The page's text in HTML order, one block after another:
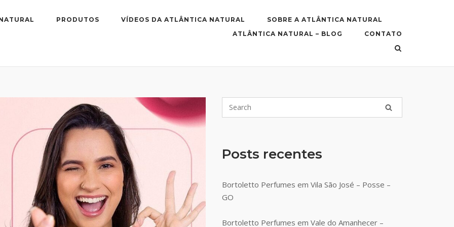
PRODUTOS VÍDEOS DA ATLÂNTICA NATURAL
SOBRE A ATLÂNTICA NATURAL
ATLÂNTICA NATURAL – BLOG
CONTATO
Posts recentes
Bortoletto Perfumes em Vila São José – Posse –
GO
Bortoletto Perfumes em Vale do Amanhecer –